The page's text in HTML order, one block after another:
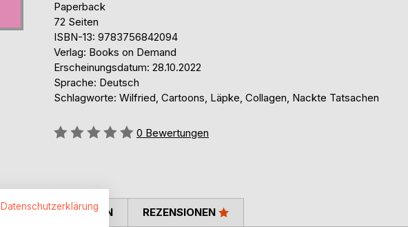
Paperback
72 Seiten
ISBN-13: 9783756842094
Verlag: Books on Demand
Erscheinungsdatum: 28.10.2022
Sprache: Deutsch
Schlagworte: Wilfried, Cartoons, Läpke, Collagen, Nackte Tatsachen
Bewertung::
0 Bewertungen
PRESSESTIMMEN REZENSIONEN
Datenschutzerklärung